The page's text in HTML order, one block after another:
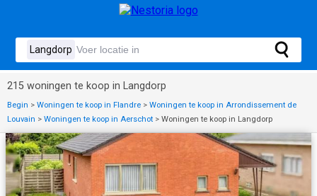
215 woningen te koop in Langdorp
Begin > Woningen te koop in Flandre > Woningen te koop in Arrondissement de
Louvain > Woningen te koop in Aerschot > Woningen te koop in Langdorp